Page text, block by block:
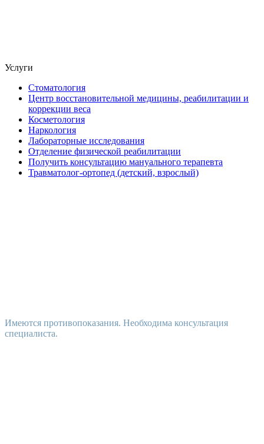
Услуги
Стоматология
Центр восстановительной медицины, реабилитации и
коррекции веса
Косметология
Наркология
Лабораторные исследования
Отделение физической реабилитации
Получить консультацию мануального терапевта
Травматолог-ортопед (детский, взрослый)
Имеются противопоказания. Необходима консультация
специалиста.